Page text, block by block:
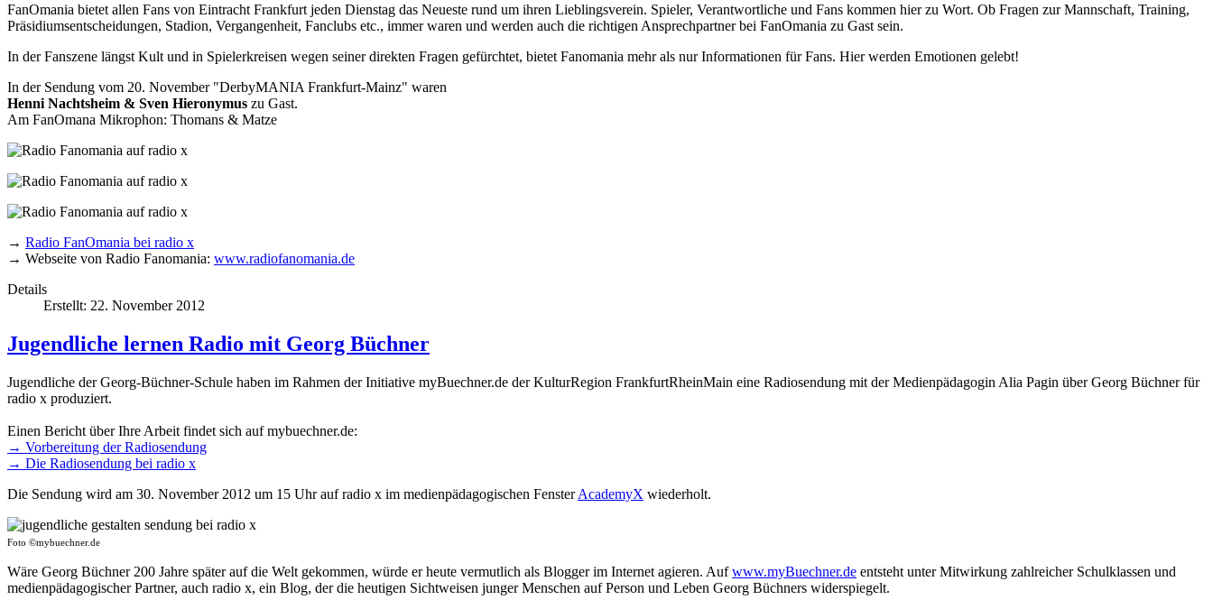
FanOmania bietet allen Fans von Eintracht Frankfurt jeden Dienstag das Neueste rund um ihren Lieblingsverein. Spieler, Verantwortliche und Fans kommen hier zu Wort. Ob Fragen zur Mannschaft, Training,
Präsidiumsentscheidungen, Stadion, Vergangenheit, Fanclubs etc., immer waren und werden auch die richtigen Ansprechpartner bei FanOmania zu Gast sein.
In der Fanszene längst Kult und in Spielerkreisen wegen seiner direkten Fragen gefürchtet, bietet Fanomania mehr als nur Informationen für Fans. Hier werden Emotionen gelebt!
In der Sendung vom 20. November "DerbyMANIA Frankfurt-Mainz" waren
Henni Nachtsheim & Sven Hieronymus zu Gast.
Am FanOmana Mikrophon: Thomans & Matze
→ Radio FanOmania bei radio x
→ Webseite von Radio Fanomania: www.radiofanomania.de
Details
Erstellt: 22. November 2012
Jugendliche lernen Radio mit Georg Büchner
Jugendliche der Georg-Büchner-Schule haben im Rahmen der Initiative myBuechner.de der KulturRegion FrankfurtRheinMain eine Radiosendung mit der Medienpädagogin Alia Pagin über Georg Büchner für
radio x produziert.
Einen Bericht über Ihre Arbeit findet sich auf mybuechner.de:
→ Vorbereitung der Radiosendung
→ Die Radiosendung bei radio x
Die Sendung wird am 30. November 2012 um 15 Uhr auf radio x im medienpädagogischen FensterAcademyX wiederholt.
Foto ©mybuechner.de
Wäre Georg Büchner 200 Jahre später auf die Welt gekommen, würde er heute vermutlich als Blogger im Internet agieren. Aufwww.myBuechner.de entsteht unter Mitwirkung zahlreicher Schulklassen und
medienpädagogischer Partner, auch radio x, ein Blog, der die heutigen Sichtweisen junger Menschen auf Person und Leben Georg Büchners widerspiegelt.